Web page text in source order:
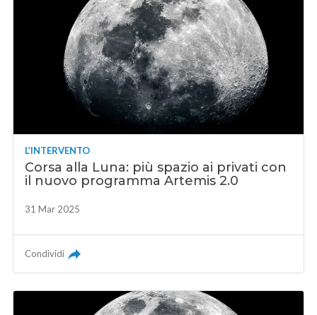
L’INTERVENTO
Corsa alla Luna: più spazio ai privati con
il nuovo programma Artemis 2.0
31 Mar 2025
Condividi